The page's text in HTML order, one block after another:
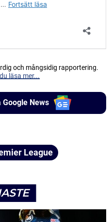
och mångsidig rapportering.
läsa mer...
Google News
League